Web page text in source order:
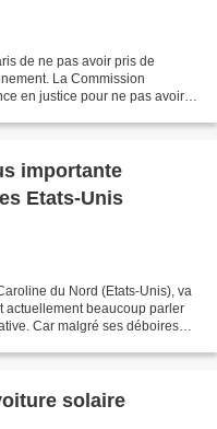
de ne pas avoir pris de
La Commission
en justice pour ne pas avoir
importante
Etats-Unis
du Nord (Etats-Unis), va
actuellement beaucoup parler
Car malgré ses déboires
solaire